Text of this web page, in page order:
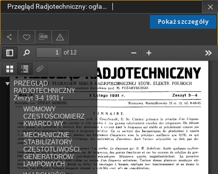
Pokaż szczegóły
Przegląd Radjotechniczny: ogłaszany staraniem Sekcji Radiotechnicznej Stow. Elektr. Polskich R. IX z. 3-4 (1931)